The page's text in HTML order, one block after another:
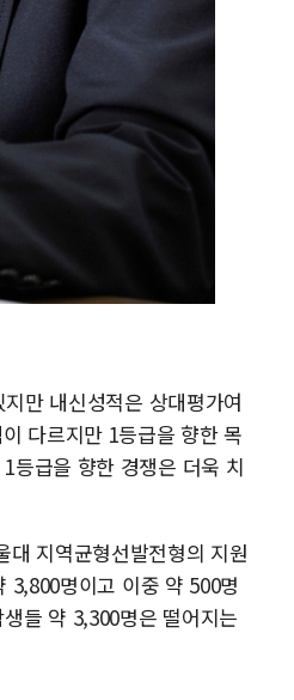
만 내신성적은 상대평가여
다르지만 1등급을 향한 목
등급을 향한 경쟁은 더욱 치
지역균형선발전형의 지원
3,800명이고 이중 약 500명
들 약 3,300명은 떨어지는